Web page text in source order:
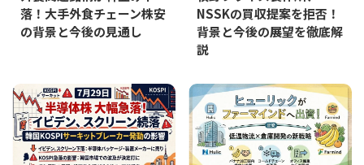
落！大手外食チェーン株安
の背景と今後の見通し
NSSKの買収提案を拒否！
背景と今後の展望を徹底解
説